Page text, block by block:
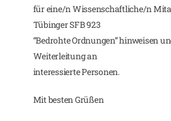
für eine/n Wissenschaftliche/n
Tübinger SFB 923
“Bedrohte Ordnungen” hinweisen
Weiterleitung an
interessierte Personen.
Mit besten Grüßen